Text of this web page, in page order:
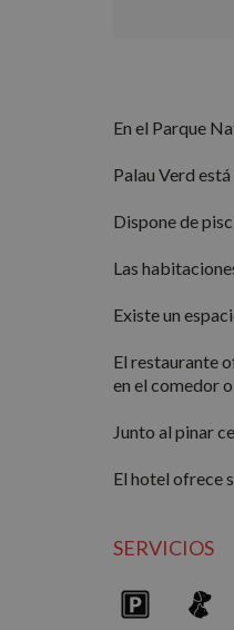
En el Parque
Palau Verd
Dispone de
Las
Existe un
El restaurante
en el comedor
Junto al pinar
El hotel ofrece
SERVICIOS